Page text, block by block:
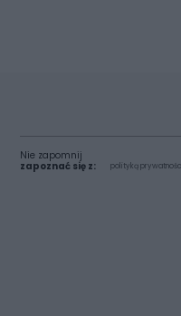
Nie zapomnij
zapoznać się z:
polityką